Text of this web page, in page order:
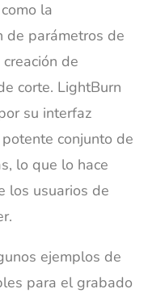
la
de parámetros de
de
corte. LightBurn
su interfaz
conjunto de
lo que lo hace
los usuarios de
ejemplos de
para el grabado